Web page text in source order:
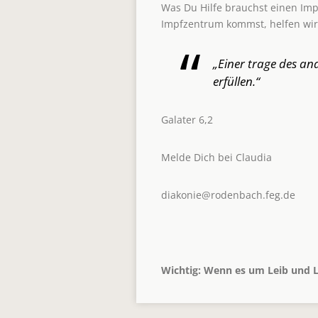
Was Du Hilfe brauchst einen
Impfzentrum kommst, helfen
„Einer trage des
erfüllen.“
Galater 6,2
Melde Dich bei Claudia
diakonie@rodenbach.feg.de
Wichtig: Wenn es um Leib und